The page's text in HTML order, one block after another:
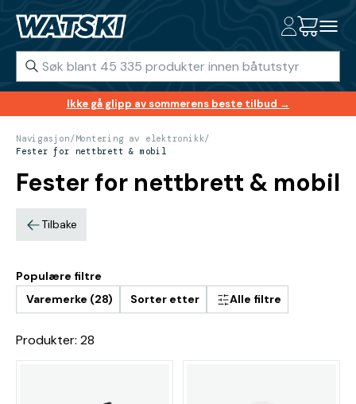
Ikke gå glipp av sommerens beste tilbud →
Navigasjon/Montering av elektronikk/
Fester for nettbrett & mobil
Fester for nettbrett & mobil
Tilbake
Populære filtre
Varemerke (28)
Sorter etter Alle filtre
Produkter: 28